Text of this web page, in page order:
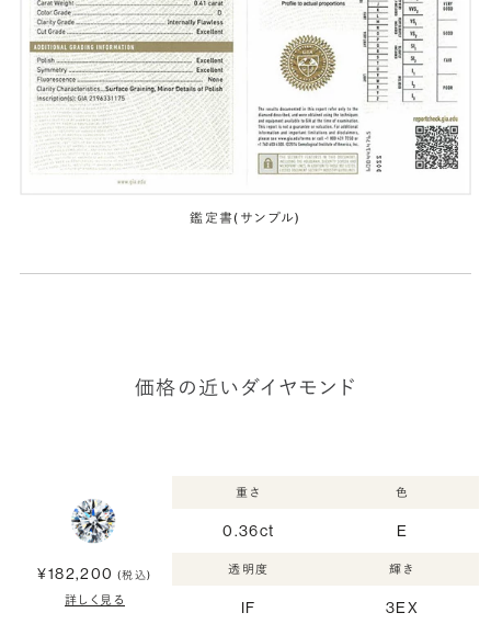
鑑定書(サンプル)
価格の近いダイヤモンド
¥182,200 (税込)
詳しく見る
重さ
0.36ct
色
E
透明度
IF
輝き
3EX